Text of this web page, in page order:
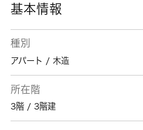
基本情報
種別
アパート / 木造
所在階
3階 / 3階建